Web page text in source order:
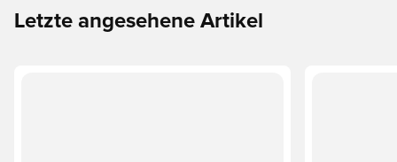
Letzte angesehene Artikel